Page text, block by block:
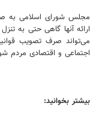
مجلس شورای اسلامی به
ارائه آنها گاهی حتی به
می‌تواند صرف تصویب
اجتماعی و اقتصادی مردم
بیشتر بخوانید: